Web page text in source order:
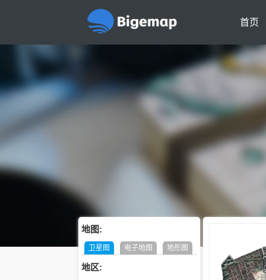
首页
地图:
卫星图 电子地图 地形图
地区: